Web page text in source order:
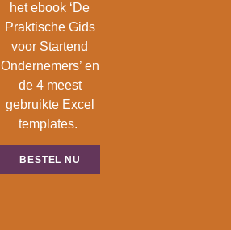
het ebook ‘De
Praktische Gids
voor Startend
Ondernemers’ en
de 4 meest
gebruikte Excel
templates.
BESTEL NU